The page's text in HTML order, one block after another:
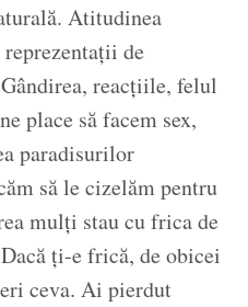
Atitudinea
de
reacțiile, felul
place să facem sex,
paradisurilor
să le cizelăm pentru
mulți stau cu frica de
ți-e frică, de obicei
ceva. Ai pierdut